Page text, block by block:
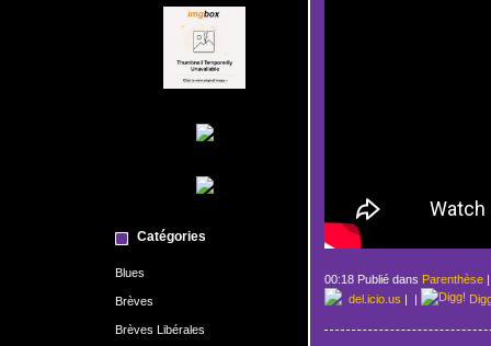
Catégories
Blues
Brèves
Brèves Libérales
00:18 Publié dans Parenthèse
del.icio.us | |